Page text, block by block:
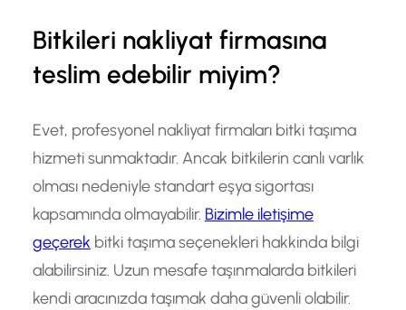
Bitkileri nakliyat firmasına
teslim edebilir miyim?
Evet, profesyonel nakliyat firmaları bitki taşıma
hizmeti sunmaktadır. Ancak bitkilerin canlı varlık
olması nedeniyle standart eşya sigortası
kapsamında olmayabilir. Bizimle iletişime
geçerek bitki taşıma seçenekleri hakkinda bilgi
alabilirsiniz. Uzun mesafe taşınmalarda bitkileri
kendi aracınızda taşımak daha güvenli olabilir.